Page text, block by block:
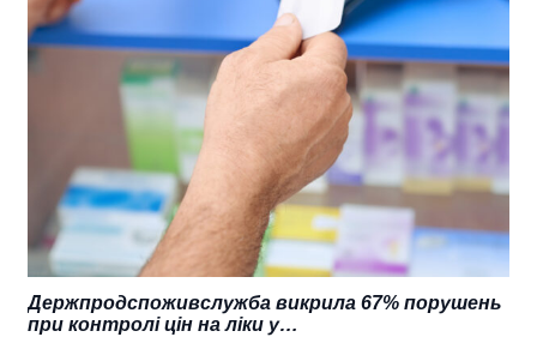
Держпродспоживслужба викрила 67% порушень
при контролі цін на ліки у…